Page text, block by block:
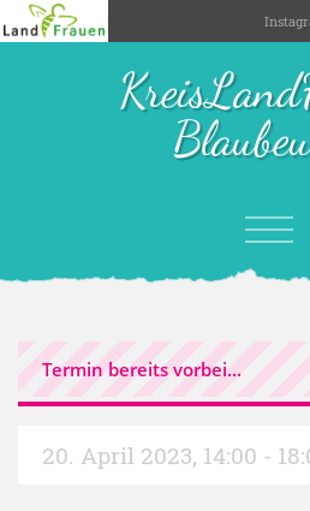
Termin bereits vorbei...
20. April 2023, 14:00 -